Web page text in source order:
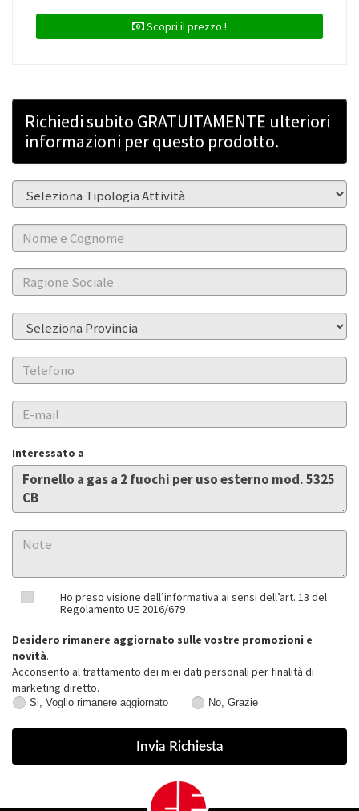
Scopri il prezzo !
Richiedi subito GRATUITAMENTE ulteriori
informazioni per questo prodotto.
Interessato a
Ho preso visione dell’informativa ai sensi dell’art. 13 del
Regolamento UE 2016/679
Desidero rimanere aggiornato sulle vostre promozioni e
novità.
Acconsento al trattamento dei miei dati personali per finalità di
marketing diretto.
Voglio
Si, Voglio rimanere aggiornato
Grazie
No, Grazie